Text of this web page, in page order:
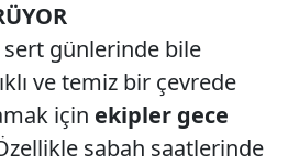
sert günlerinde bile
ve temiz bir çevrede
için ekipler gece
sabah saatlerinde